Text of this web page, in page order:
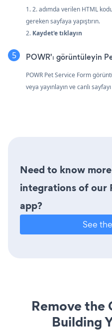
1. 2. adımda verilen HTML
gereken sayfaya yapıştırın.
2. Kaydet'e tıklayın
POWR'ı görüntüleyin
POWR Pet Service Form
veya yayınlayın ve canlı
Need to know
integrations of our
app?
See
Remove the
Building